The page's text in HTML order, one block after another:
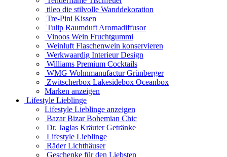
tileo die stilvolle Wanddekoration
Tre-Pini Kissen
Tulip Raumduft Aromadiffusor
Vinoos Wein Fruchtgummi
Weinluft Flaschenwein konservieren
Werkwaardig Interieur Design
Williams Premium Cocktails
WMG Wohnmanufactur Grünberger
Zwitscherbox Lakesidebox Oceanbox
Marken anzeigen
Lifestyle Lieblinge
Lifestyle Lieblinge anzeigen
Bazar Bizar Bohemian Chic
Dr. Jaglas Kräuter Getränke
Lifestyle Lieblinge
Räder Lichthäuser
Geschenke für den Liebsten